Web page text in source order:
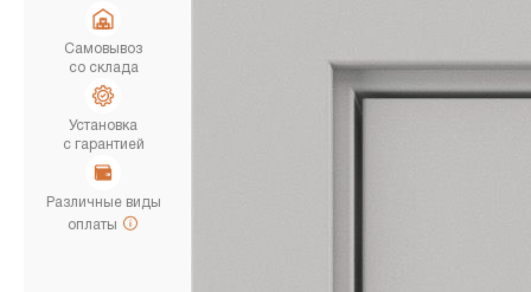
Самовывоз
со склада
Установка
с гарантией
Различные виды
оплаты